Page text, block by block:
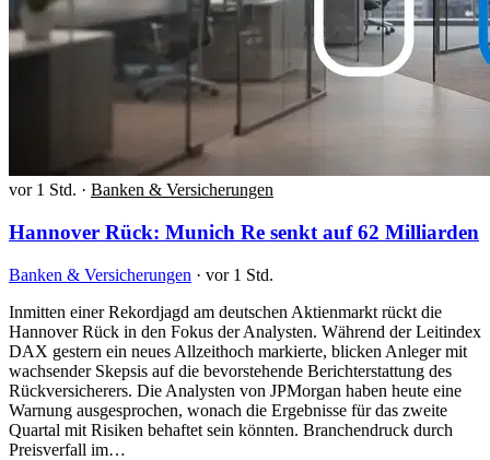
vor 1 Std. · Banken & Versicherungen
Hannover Rück: Munich Re senkt auf 62 Milliarden
Banken & Versicherungen · vor 1 Std.
Inmitten einer Rekordjagd am deutschen Aktienmarkt rückt die
Hannover Rück in den Fokus der Analysten. Während der Leitindex
DAX gestern ein neues Allzeithoch markierte, blicken Anleger mit
wachsender Skepsis auf die bevorstehende Berichterstattung des
Rückversicherers. Die Analysten von JPMorgan haben heute eine
Warnung ausgesprochen, wonach die Ergebnisse für das zweite
Quartal mit Risiken behaftet sein könnten. Branchendruck durch
Preisverfall im…